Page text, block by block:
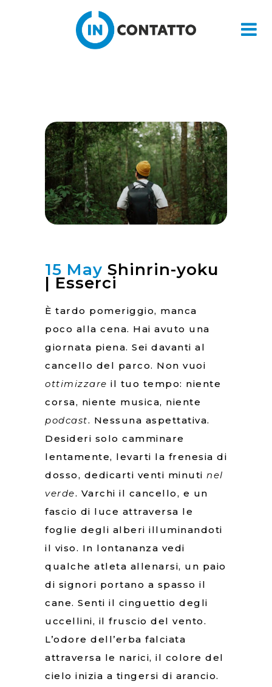
15 May Shinrin-yoku
| Esserci
È tardo pomeriggio, manca
poco alla cena. Hai avuto una
giornata piena. Sei davanti al
cancello del parco. Non vuoi
ottimizzare il tuo tempo: niente
corsa, niente musica, niente
podcast. Nessuna aspettativa.
Desideri solo camminare
lentamente, levarti la frenesia di
dosso, dedicarti venti minuti nel
verde. Varchi il cancello, e un
fascio di luce attraversa le
foglie degli alberi illuminandoti
il viso. In lontananza vedi
qualche atleta allenarsi, un paio
di signori portano a spasso il
cane. Senti il cinguettio degli
uccellini, il fruscio del vento.
L’odore dell’erba falciata
attraversa le narici, il colore del
cielo inizia a tingersi di arancio.